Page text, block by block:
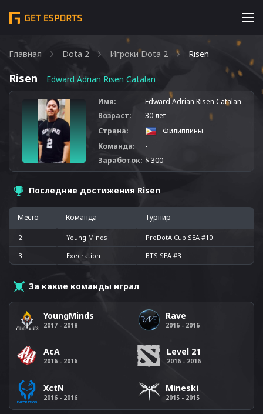
Главная Dota 2 Игроки Dota 2 Risen
Risen Edward Adrian Risen Catalan
Имя:
Edward Adrian Risen Catalan
Возраст:
30 лет
Страна:
Филиппины
Команда:
-
Заработок: $ 300
Последние достижения Risen
Место Команда Турнир
2 Young Minds ProDotA Cup SEA #10
3 Execration BTS SEA #3
За какие команды играл
YoungMinds
2017 - 2018
Rave
2016 - 2016
AcA
2016 - 2016
Level 21
2016 - 2016
XctN
2016 - 2016
Mineski
2015 - 2015